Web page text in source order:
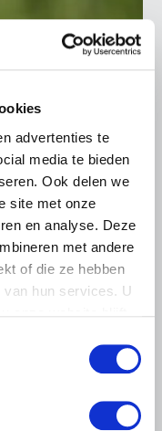
advertenties te
media te bieden
Ook delen we
site met onze
en analyse. Deze
met andere
of die ze hebben
hun services. U
land- en
voor
land- en
inmiddels in